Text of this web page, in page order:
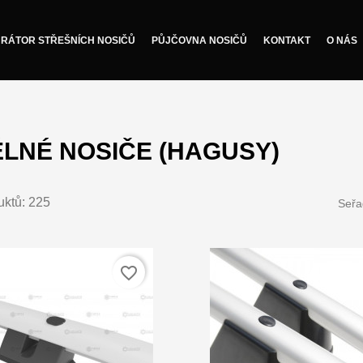
STŘEŠNÍCH NOSIČŮ PŮJČOVNA NOSIČŮ KONTAKT O NÁS
NOSIČE (HAGUSY)
225
favorite_border